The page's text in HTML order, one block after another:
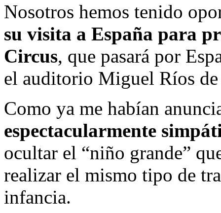
Nosotros hemos tenido
su visita a España para
Circus, que pasará por
el auditorio Miguel Ríos
Como ya me habían
espectacularmente
ocultar el “niño grande”
realizar el mismo tipo de
infancia.